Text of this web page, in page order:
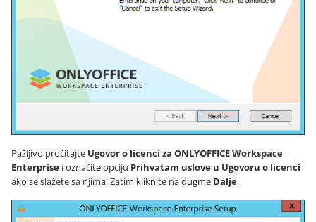
Pažljivo pročitajte Ugovor o licenci za ONLYOFFICE Workspace
Enterprise i označite opciju Prihvatam uslove u Ugovoru o licenci
ako se slažete sa njima. Zatim kliknite na dugme Dalje.